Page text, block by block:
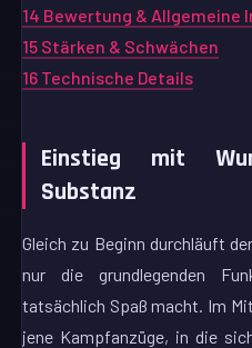
14 Bewertung & Allgemeine
15 Stärken & Schwächen
16 Technische Details
Einstieg mit
Substanz
Gleich zu Beginn durchläuft
nur die grundlegenden
tatsächlich Spaß macht. Im
jene Kampfanzüge, in die